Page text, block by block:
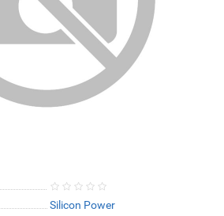
Silicon Power